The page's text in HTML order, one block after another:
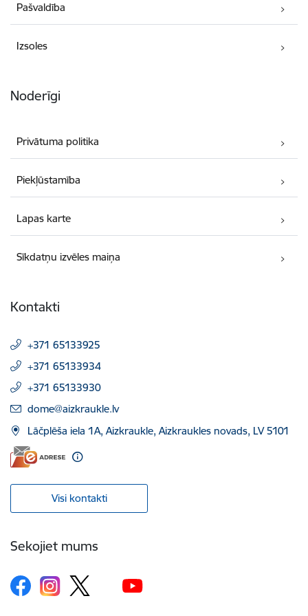
Pašvaldība
Izsoles
Noderīgi
Privātuma politika
Piekļūstamība
Lapas karte
Sīkdatņu izvēles maiņa
Kontakti
+371 65133925
+371 65133934
+371 65133930
E-pasts:
dome@aizkraukle.lv
Lāčplēša iela 1A, Aizkraukle, Aizkraukles novads, LV 5101
Visi kontakti
Sekojiet mums